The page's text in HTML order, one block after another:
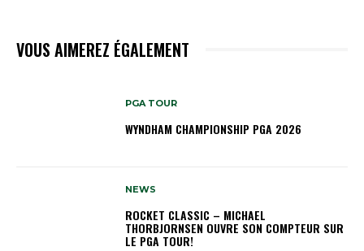
VOUS AIMEREZ ÉGALEMENT
PGA TOUR
WYNDHAM CHAMPIONSHIP PGA 2026
NEWS
ROCKET CLASSIC – MICHAEL
THORBJORNSEN OUVRE SON COMPTEUR SUR
LE PGA TOUR!